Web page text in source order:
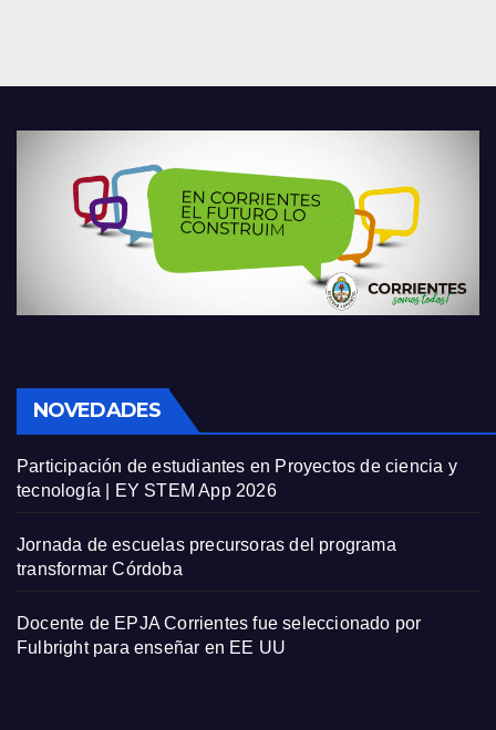
NOVEDADES
Participación de estudiantes en Proyectos de ciencia y
tecnología | EY STEM App 2026
Jornada de escuelas precursoras del programa
transformar Córdoba
Docente de EPJA Corrientes fue seleccionado por
Fulbright para enseñar en EE UU